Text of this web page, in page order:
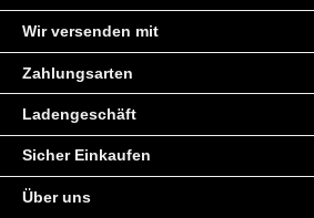
Wir versenden mit
Zahlungsarten
Ladengeschäft
Sicher Einkaufen
Über uns